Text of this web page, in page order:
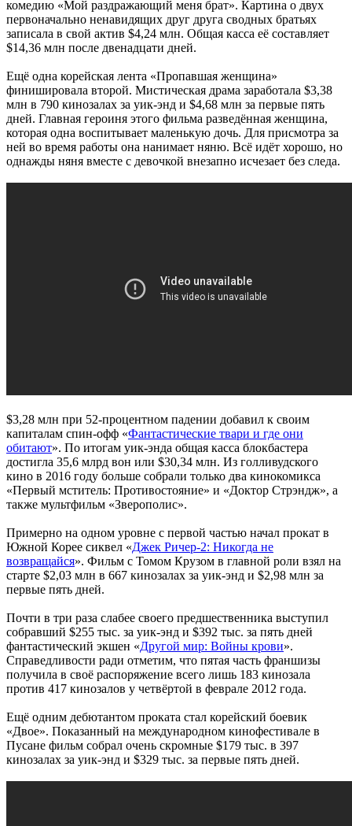
комедию «Мой раздражающий меня брат». Картина о двух
первоначально ненавидящих друг друга сводных братьях
записала в свой актив $4,24 млн. Общая касса её составляет
$14,36 млн после двенадцати дней.
Ещё одна корейская лента «Пропавшая женщина»
финишировала второй. Мистическая драма заработала $3,38
млн в 790 кинозалах за уик-энд и $4,68 млн за первые пять
дней. Главная героиня этого фильма разведённая женщина,
которая одна воспитывает маленькую дочь. Для присмотра за
ней во время работы она нанимает няню. Всё идёт хорошо, но
однажды няня вместе с девочкой внезапно исчезает без следа.
$3,28 млн при 52-процентном падении добавил к своим
капиталам спин-офф «Фантастические твари и где они
обитают». По итогам уик-энда общая касса блокбастера
достигла 35,6 млрд вон или $30,34 млн. Из голливудского
кино в 2016 году больше собрали только два кинокомикса
«Первый мститель: Противостояние» и «Доктор Стрэндж», а
также мультфильм «Зверополис».
Примерно на одном уровне с первой частью начал прокат в
Южной Корее сиквел «Джек Ричер-2: Никогда не
возвращайся». Фильм с Томом Крузом в главной роли взял на
старте $2,03 млн в 667 кинозалах за уик-энд и $2,98 млн за
первые пять дней.
Почти в три раза слабее своего предшественника выступил
собравший $255 тыс. за уик-энд и $392 тыс. за пять дней
фантастический экшен «Другой мир: Войны крови».
Справедливости ради отметим, что пятая часть франшизы
получила в своё распоряжение всего лишь 183 кинозала
против 417 кинозалов у четвёртой в феврале 2012 года.
Ещё одним дебютантом проката стал корейский боевик
«Двое». Показанный на международном кинофестивале в
Пусане фильм собрал очень скромные $179 тыс. в 397
кинозалах за уик-энд и $329 тыс. за первые пять дней.